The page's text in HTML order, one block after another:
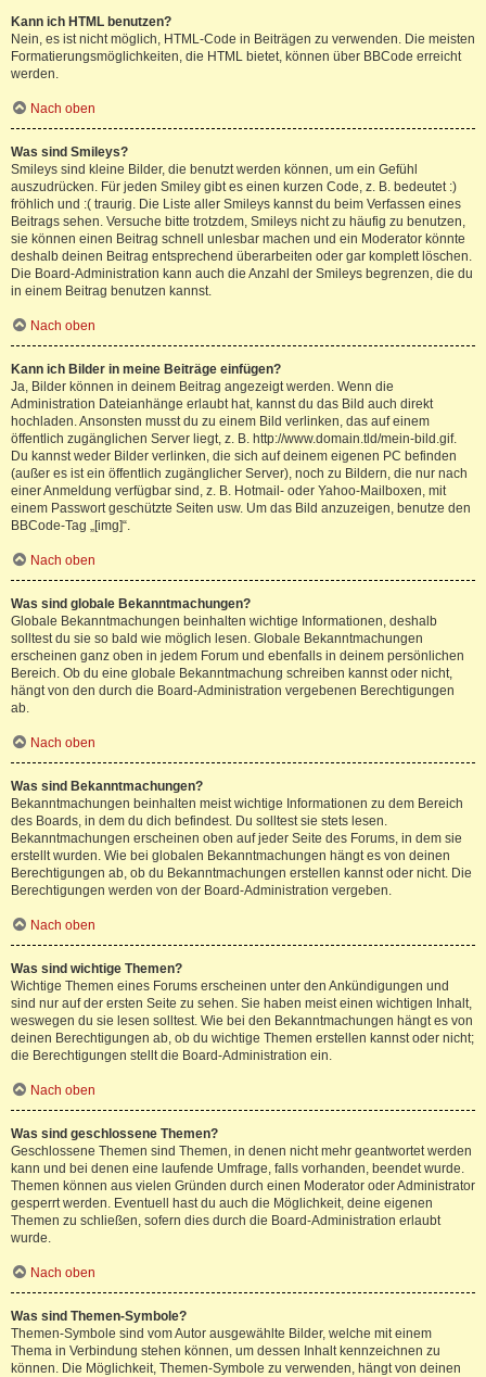
Kann ich HTML benutzen?
Nein, es ist nicht möglich, HTML-Code in Beiträgen zu verwenden. Die meisten
Formatierungsmöglichkeiten, die HTML bietet, können über BBCode erreicht
werden.
Nach oben
Was sind Smileys?
Smileys sind kleine Bilder, die benutzt werden können, um ein Gefühl
auszudrücken. Für jeden Smiley gibt es einen kurzen Code, z. B. bedeutet :)
fröhlich und :( traurig. Die Liste aller Smileys kannst du beim Verfassen eines
Beitrags sehen. Versuche bitte trotzdem, Smileys nicht zu häufig zu benutzen,
sie können einen Beitrag schnell unlesbar machen und ein Moderator könnte
deshalb deinen Beitrag entsprechend überarbeiten oder gar komplett löschen.
Die Board-Administration kann auch die Anzahl der Smileys begrenzen, die du
in einem Beitrag benutzen kannst.
Nach oben
Kann ich Bilder in meine Beiträge einfügen?
Ja, Bilder können in deinem Beitrag angezeigt werden. Wenn die
Administration Dateianhänge erlaubt hat, kannst du das Bild auch direkt
hochladen. Ansonsten musst du zu einem Bild verlinken, das auf einem
öffentlich zugänglichen Server liegt, z. B. http://www.domain.tld/mein-bild.gif.
Du kannst weder Bilder verlinken, die sich auf deinem eigenen PC befinden
(außer es ist ein öffentlich zugänglicher Server), noch zu Bildern, die nur nach
einer Anmeldung verfügbar sind, z. B. Hotmail- oder Yahoo-Mailboxen, mit
einem Passwort geschützte Seiten usw. Um das Bild anzuzeigen, benutze den
BBCode-Tag „[img]“.
Nach oben
Was sind globale Bekanntmachungen?
Globale Bekanntmachungen beinhalten wichtige Informationen, deshalb
solltest du sie so bald wie möglich lesen. Globale Bekanntmachungen
erscheinen ganz oben in jedem Forum und ebenfalls in deinem persönlichen
Bereich. Ob du eine globale Bekanntmachung schreiben kannst oder nicht,
hängt von den durch die Board-Administration vergebenen Berechtigungen
ab.
Nach oben
Was sind Bekanntmachungen?
Bekanntmachungen beinhalten meist wichtige Informationen zu dem Bereich
des Boards, in dem du dich befindest. Du solltest sie stets lesen.
Bekanntmachungen erscheinen oben auf jeder Seite des Forums, in dem sie
erstellt wurden. Wie bei globalen Bekanntmachungen hängt es von deinen
Berechtigungen ab, ob du Bekanntmachungen erstellen kannst oder nicht. Die
Berechtigungen werden von der Board-Administration vergeben.
Nach oben
Was sind wichtige Themen?
Wichtige Themen eines Forums erscheinen unter den Ankündigungen und
sind nur auf der ersten Seite zu sehen. Sie haben meist einen wichtigen Inhalt,
weswegen du sie lesen solltest. Wie bei den Bekanntmachungen hängt es von
deinen Berechtigungen ab, ob du wichtige Themen erstellen kannst oder nicht;
die Berechtigungen stellt die Board-Administration ein.
Nach oben
Was sind geschlossene Themen?
Geschlossene Themen sind Themen, in denen nicht mehr geantwortet werden
kann und bei denen eine laufende Umfrage, falls vorhanden, beendet wurde.
Themen können aus vielen Gründen durch einen Moderator oder Administrator
gesperrt werden. Eventuell hast du auch die Möglichkeit, deine eigenen
Themen zu schließen, sofern dies durch die Board-Administration erlaubt
wurde.
Nach oben
Was sind Themen-Symbole?
Themen-Symbole sind vom Autor ausgewählte Bilder, welche mit einem
Thema in Verbindung stehen können, um dessen Inhalt kennzeichnen zu
können. Die Möglichkeit, Themen-Symbole zu verwenden, hängt von deinen